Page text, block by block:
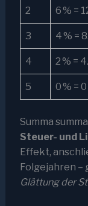
2 6 % =
3 4 % =
4 2 % =
5 0 % = 0
Summa
Steuer- und
Effekt,
Folgejahren –
Glättung der